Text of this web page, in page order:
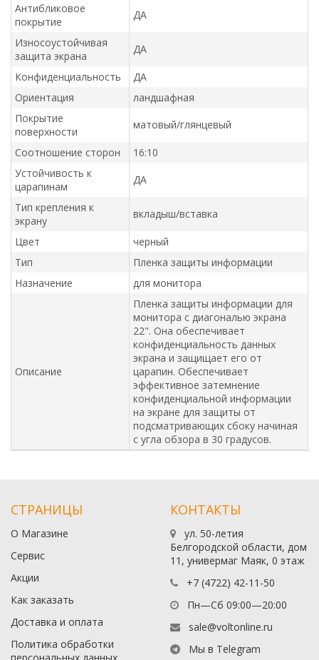
Антибликовое
покрытие
ДА
Износоустойчивая
защита экрана
ДА
Конфиденциальность
ДА
Ориентация
ландшафная
Покрытие
поверхности
матовый/глянцевый
Соотношение сторон
16:10
Устойчивость к
царапинам
ДА
Тип крепления к
экрану
вкладыш/вставка
Цвет
черный
Тип
Пленка защиты информации
Назначение
для монитора
Описание
Пленка защиты информации для
монитора с диагональю экрана
22". Она обеспечивает
конфиденциальность данных
экрана и защищает его от
царапин. Обеспечивает
эффективное затемнение
конфиденциальной информации
на экране для защиты от
подсматривающих сбоку начиная
с угла обзора в 30 градусов.
СТРАНИЦЫ
О Магазине
Сервис
Акции
Как заказать
Доставка и оплата
Политика обработки
КОНТАКТЫ
ул. 50-летия
Белгородской области, дом
11, универмаг Маяк, 0 этаж
+7 (4722) 42-11-50
Пн—Сб 09:00—20:00
sale@voltonline.ru
Мы в Telegram